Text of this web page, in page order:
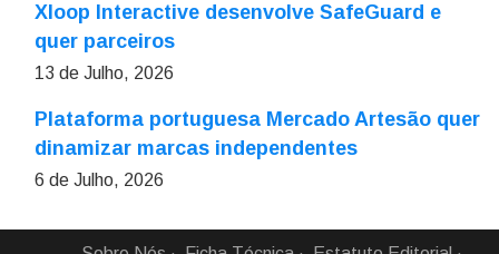
Xloop Interactive desenvolve SafeGuard e
quer parceiros
13 de Julho, 2026
Plataforma portuguesa Mercado Artesão quer
dinamizar marcas independentes
6 de Julho, 2026